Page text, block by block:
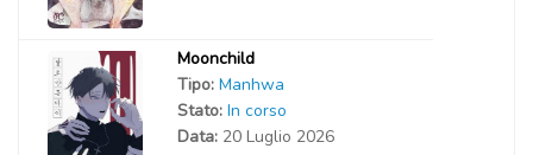
Moonchild
Tipo: Manhwa
Stato: In corso
Data: 20 Luglio 2026